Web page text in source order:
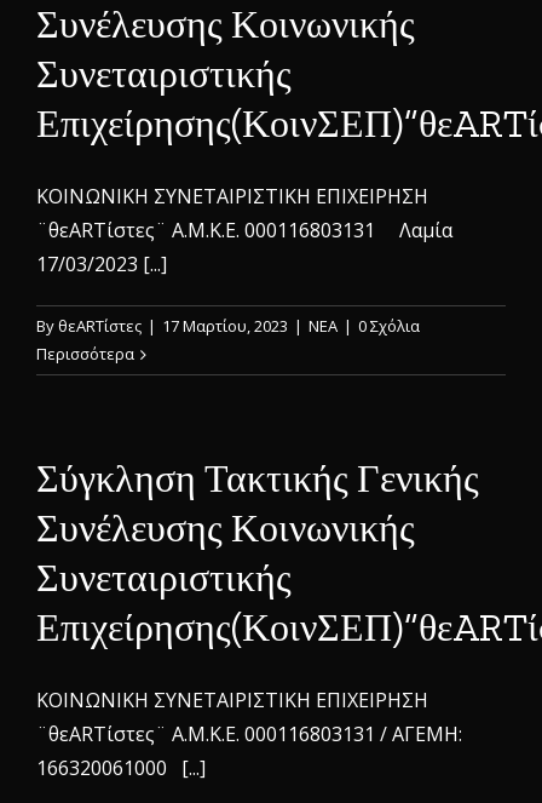
Συνέλευσης Κοινωνικής
Συνεταιριστικής
ΚΟΙΝΩΝΙΚΗ ΣΥΝΕΤΑΙΡΙΣΤΙΚΗ ΕΠΙΧΕΙΡΗΣΗ
¨θεARTίστες¨ Α.Μ.Κ.Ε. 000116803131 Λαμία
17/03/2023 [...]
ByθεARTίστες | 17 Μαρτίου, 2023 | ΝΕΑ | 0 Σχόλια
Περισσότερα
Σύγκληση Τακτικής Γενικής
Συνέλευσης Κοινωνικής
Συνεταιριστικής
ΚΟΙΝΩΝΙΚΗ ΣΥΝΕΤΑΙΡΙΣΤΙΚΗ ΕΠΙΧΕΙΡΗΣΗ
¨θεARTίστες¨ Α.Μ.Κ.Ε. 000116803131 / ΑΓΕΜΗ:
166320061000 [...]